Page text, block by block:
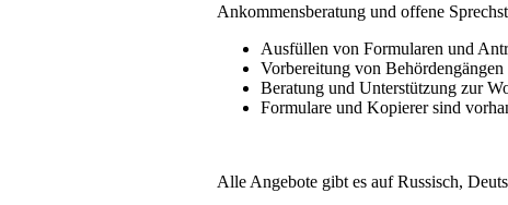
Ankommensberatung und offene
Ausfüllen von Formularen und
Vorbereitung von Behördengängen
Beratung und Unterstützung zur
Formulare und Kopierer sind
Alle Angebote gibt es auf Russisch,